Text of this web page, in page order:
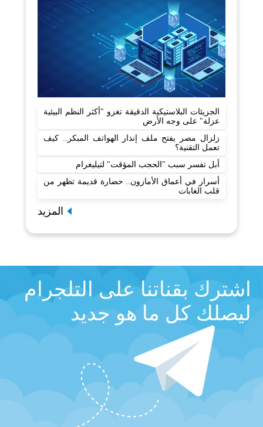
الجزيئات البلاستيكية الدقيقة تغزو "أكثر النظم البيئية
عزلة" على وجه الأرض
زلزال مصر يفتح ملف إنذار الهواتف المبكر.. كيف
تعمل التقنية؟
أبل تفسر سبب "الحجب المؤقت" لتيليغرام
أسرار في أعماق الأمازون.. حضارة قديمة تظهر من
قلب الغابات
المزيد
اشترك بقناتنا على التلجرام
ليصلك كل ما هو جديد